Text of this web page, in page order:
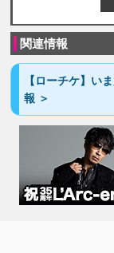
関連情報
【ローチケ】い
報 ＞